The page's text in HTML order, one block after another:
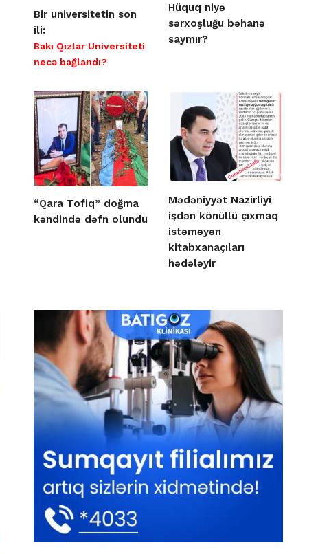
Bir universitetin son
ili:
Bakı Qızlar Universiteti
necə bağlandı?
Hüquq niyə
sərxoşluğu bəhanə
saymır?
“Qara Tofiq” doğma
kəndində dəfn olundu
Mədəniyyət Nazirliyi
işdən könüllü çıxmaq
istəməyən
kitabxanaçıları
hədələyir